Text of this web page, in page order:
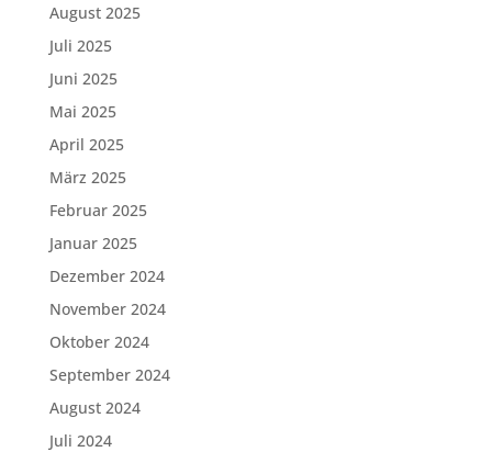
August 2025
Juli 2025
Juni 2025
Mai 2025
April 2025
März 2025
Februar 2025
Januar 2025
Dezember 2024
November 2024
Oktober 2024
September 2024
August 2024
Juli 2024